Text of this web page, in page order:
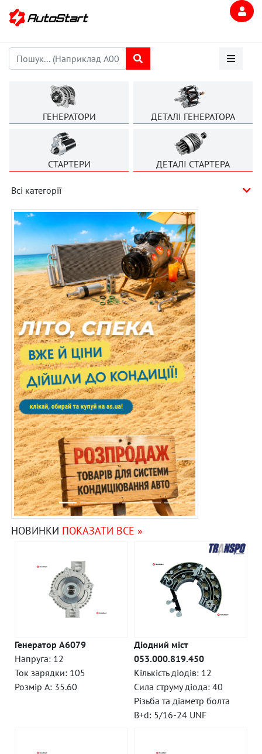
ГЕНЕРАТОРИ ДЕТАЛІ ГЕНЕРАТОРА
СТАРТЕРИ ДЕТАЛІ СТАРТЕРА
Всі категорії
НОВИНКИ ПОКАЗАТИ ВСЕ »
Генератор A6079
Напруга: 12
Ток зарядки: 105
Розмір A: 35.60
Діодний міст
053.000.819.450
Кількість діодів: 12
Сила струму діода: 40
Різьба та діаметр болта
B+d: 5/16-24 UNF